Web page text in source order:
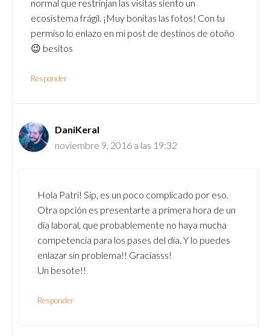
normal que restrinjan las visitas siento un
ecosistema frágil. ¡Muy bonitas las fotos! Con tu
permiso lo enlazo en mi post de destinos de otoño
😉 besitos
Responder
DaniKeral
noviembre 9, 2016 a las 19:32
Hola Patri! Sip, es un poco complicado por eso.
Otra opción es presentarte a primera hora de un
día laboral, que probablemente no haya mucha
competencia para los pases del día. Y lo puedes
enlazar sin problema!! Graciasss!
Un besote!!
Responder